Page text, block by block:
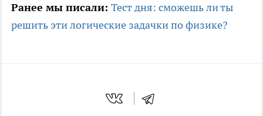
Ранее мы писали: Тест дня: сможешь ли ты
решить эти логические задачки по физике?